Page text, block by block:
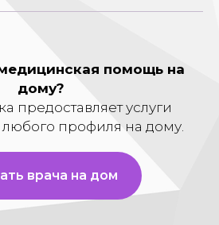
помощь на
дому?
предоставляет услуги
профиля на дому.
врача на дом